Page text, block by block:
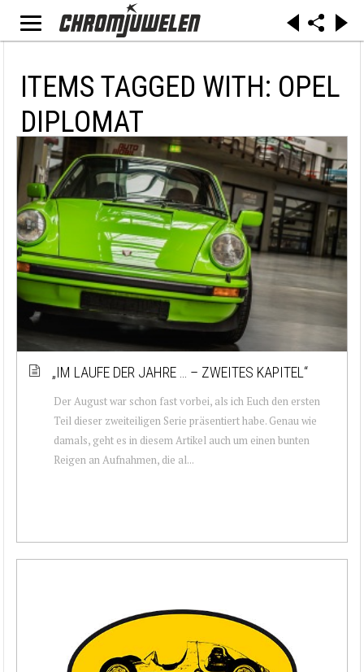
ITEMS TAGGED WITH: OPEL
DIPLOMAT
„IM LAUFE DER JAHRE … – ZWEITES KAPITEL“
Der August war schon fast vorbei, als ich Euch den ersten
Teil dieser zweiteiligen Serie präsentiert habe. Genau wie
damals, geht es in diesem Artikel auch um einen bunten
Reigen an Aufnahmen, die al...